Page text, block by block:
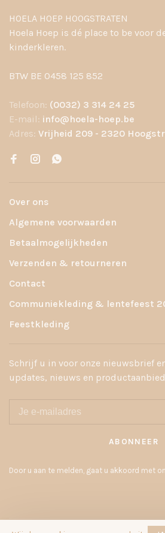
HOELA HOEP HOOGSTRATEN
Hoela Hoep is dé place to be voor
kinderkleren.
BTW BE 0458 125 852
Telefoon: (0032) 3 314 24 25
E-mail: info@hoela-hoep.be
Adres: Vrijheid 209 - 2320
Over ons
Algemene voorwaarden
Betaalmogelijkheden
Verzenden & retourneren
Contact
Communiekleding & lentefeest
Feestkleding
Schrijf u in voor onze nieuwsbrief
updates, nieuws en
ABONNEER
Door u aan te melden, gaat u akkoord met